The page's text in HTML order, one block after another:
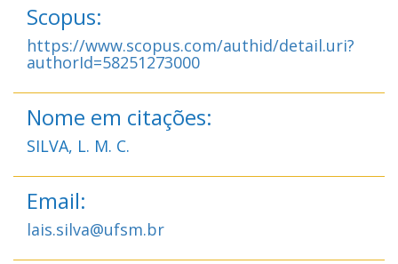
Scopus:
https://www.scopus.com/authid/detail.uri?
authorId=58251273000
Nome em citações:
SILVA, L. M. C.
Email:
lais.silva@ufsm.br